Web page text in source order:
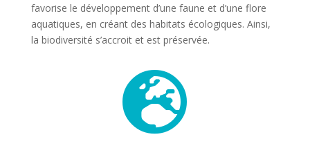
favorise le développement d’une faune et d’une flore
aquatiques, en créant des habitats écologiques. Ainsi,
la biodiversité s’accroit et est préservée.
